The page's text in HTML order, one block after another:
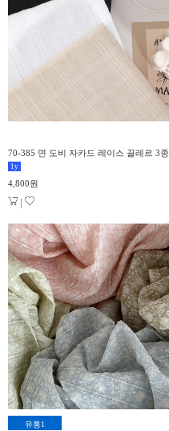
70-385 면 도비 자카드 레이스 끌레르 3종
1 y
4,800원
|
유통1